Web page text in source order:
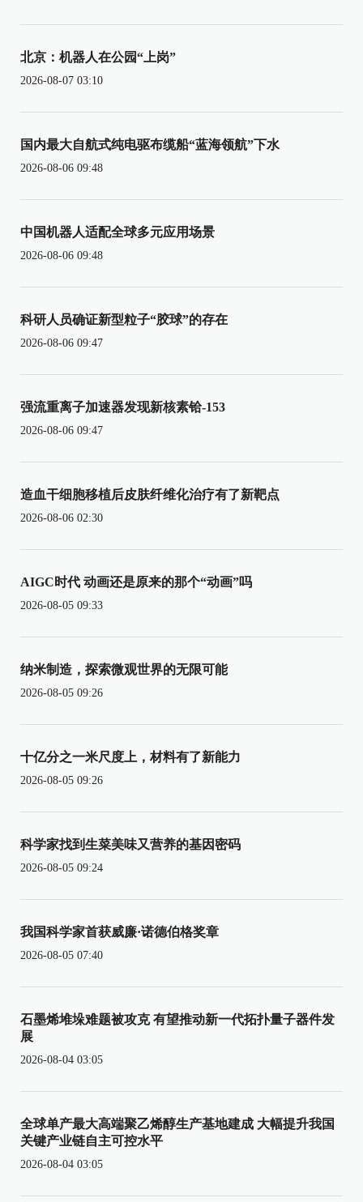
北京：机器人在公园“上岗”
2026-08-07 03:10
国内最大自航式纯电驱布缆船“蓝海领航”下水
2026-08-06 09:48
中国机器人适配全球多元应用场景
2026-08-06 09:48
科研人员确证新型粒子“胶球”的存在
2026-08-06 09:47
强流重离子加速器发现新核素铪-153
2026-08-06 09:47
造血干细胞移植后皮肤纤维化治疗有了新靶点
2026-08-06 02:30
AIGC时代 动画还是原来的那个“动画”吗
2026-08-05 09:33
纳米制造，探索微观世界的无限可能
2026-08-05 09:26
十亿分之一米尺度上，材料有了新能力
2026-08-05 09:26
科学家找到生菜美味又营养的基因密码
2026-08-05 09:24
我国科学家首获威廉·诺德伯格奖章
2026-08-05 07:40
石墨烯堆垛难题被攻克 有望推动新一代拓扑量子器件发
展
2026-08-04 03:05
全球单产最大高端聚乙烯醇生产基地建成 大幅提升我国
关键产业链自主可控水平
2026-08-04 03:05